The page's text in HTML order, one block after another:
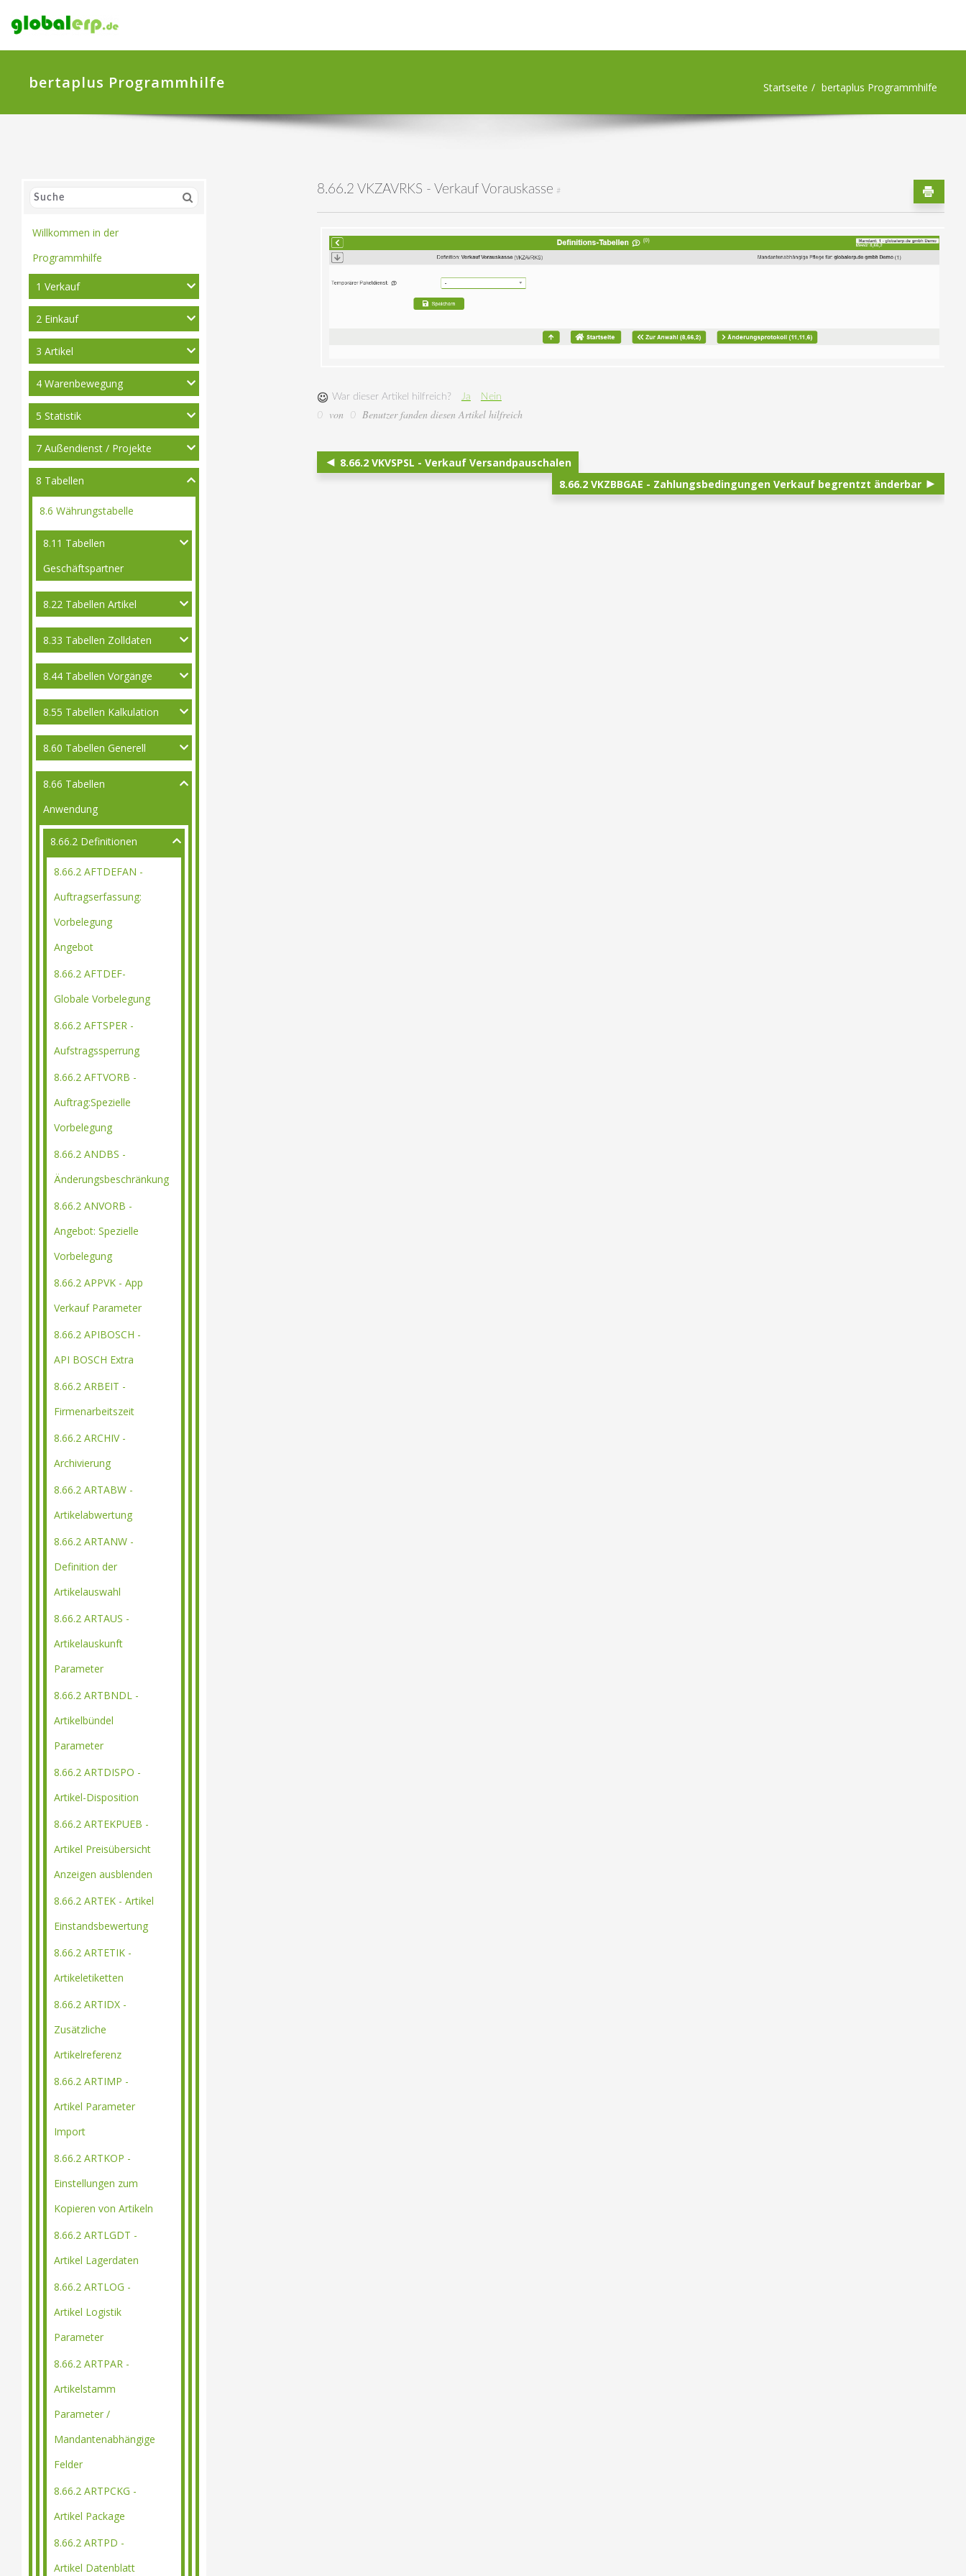
bertaplus Programmhilfe Startseite bertaplus Programmhilfe
Willkommen in der
Programmhilfe
1 Verkauf
2 Einkauf
3 Artikel
4 Warenbewegung
5 Statistik
7 Außendienst / Projekte
8 Tabellen
8.6 Währungstabelle
8.11 Tabellen
Geschäftspartner
8.22 Tabellen Artikel
8.33 Tabellen Zolldaten
8.44 Tabellen Vorgänge
8.55 Tabellen Kalkulation
8.60 Tabellen Generell
8.66 Tabellen
Anwendung
8.66.2 Definitionen
8.66.2 AFTDEFAN -
Auftragserfassung:
Vorbelegung
Angebot
8.66.2 AFTDEF-
Globale Vorbelegung
8.66.2 AFTSPER -
Aufstragssperrung
8.66.2 AFTVORB -
Auftrag:Spezielle
Vorbelegung
8.66.2 ANDBS -
Änderungsbeschränkung
8.66.2 ANVORB -
Angebot: Spezielle
Vorbelegung
8.66.2 APPVK - App
Verkauf Parameter
8.66.2 APIBOSCH -
API BOSCH Extra
8.66.2 ARBEIT -
Firmenarbeitszeit
8.66.2 ARCHIV -
Archivierung
8.66.2 ARTABW -
Artikelabwertung
8.66.2 ARTANW -
Definition der
Artikelauswahl
8.66.2 ARTAUS -
Artikelauskunft
Parameter
8.66.2 ARTBNDL -
Artikelbündel
Parameter
8.66.2 ARTDISPO -
Artikel-Disposition
8.66.2 ARTEKPUEB -
Artikel Preisübersicht
Anzeigen ausblenden
8.66.2 ARTEK - Artikel
Einstandsbewertung
8.66.2 ARTETIK -
Artikeletiketten
8.66.2 ARTIDX -
Zusätzliche
Artikelreferenz
8.66.2 ARTIMP -
Artikel Parameter
Import
8.66.2 ARTKOP -
Einstellungen zum
Kopieren von Artikeln
8.66.2 ARTLGDT -
Artikel Lagerdaten
8.66.2 ARTLOG -
Artikel Logistik
Parameter
8.66.2 ARTPAR -
Artikelstamm
Parameter /
Mandantenabhängige
Felder
8.66.2 ARTPCKG -
Artikel Package
8.66.2 ARTPD -
Artikel Datenblatt
8.66.2 VKZAVRKS - Verkauf Vorauskasse #
War dieser Artikel hilfreich? Ja
Nein
0
von 0 Benutzer fanden diesen Artikel hilfreich
8.66.2 VKVSPSL - Verkauf Versandpauschalen
8.66.2 VKZBBGAE - Zahlungsbedingungen Verkauf begrentzt änderbar